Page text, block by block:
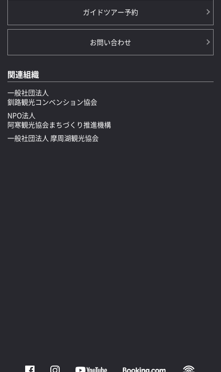
ガイドツアー予約
お問い合わせ
関連組織
一般社団法人
釧路観光コンベンション協会
NPO法人
阿寒観光協会まちづくり推進機構
一般社団法人 摩周湖観光協会